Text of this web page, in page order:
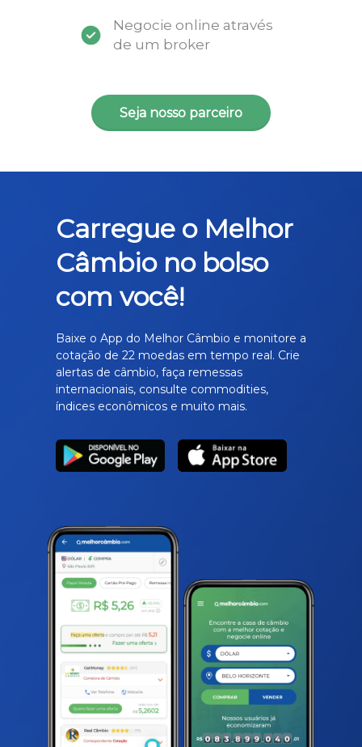
Negocie online através
de um broker
Seja nosso parceiro
Carregue o Melhor
Câmbio no bolso
com você!
Baixe o App do Melhor Câmbio e monitore a
cotação de 22 moedas em tempo real. Crie
alertas de câmbio, faça remessas
internacionais, consulte commodities,
índices econômicos e muito mais.